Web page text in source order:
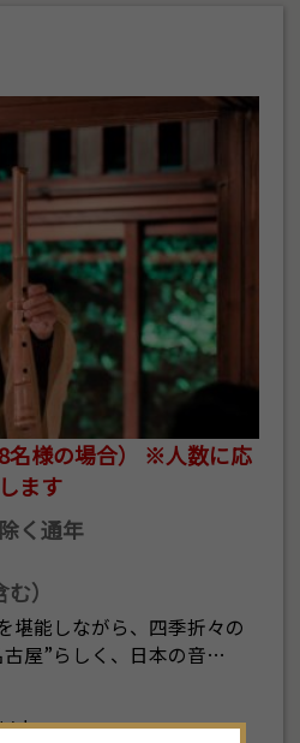
名様の場合） ※人数に応
ます
く通年
）
堪能しながら、四季折々の
屋”らしく、日本の音…
上